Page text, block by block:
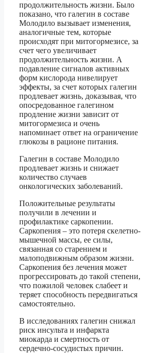
продолжительность жизни. Было
показано, что галегин в составе
Молодило вызывает изменения,
аналогичные тем, которые
происходят при митогормезисе, за
счет чего увеличивает
продолжительность жизни. А
подавление сигналов активных
форм кислорода нивелирует
эффекты, за счет которых галегин
продлевает жизнь, доказывая, что
опосредованное галегином
продление жизни зависит от
митогормезиса и очень
напоминает ответ на ограничение
глюкозы в рационе питания.
Галегин в составе Молодило
продлевает жизнь и снижает
количество случаев
онкологических заболеваний.
Положительные результаты
получили в лечении и
профилактике саркопении.
Саркопения – это потеря скелетно-
мышечной массы, ее силы,
связанная со старением и
малоподвижным образом жизни.
Саркопения без лечения может
прогрессировать до такой степени,
что пожилой человек слабеет и
теряет способность передвигаться
самостоятельно.
В исследованиях галегин снижал
риск инсульта и инфаркта
миокарда и смертность от
сердечно-сосудистых причин.